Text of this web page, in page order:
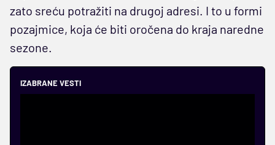
zato sreću potražiti na drugoj adresi. I to u formi
pozajmice, koja će biti oročena do kraja naredne
sezone.
IZABRANE VESTI